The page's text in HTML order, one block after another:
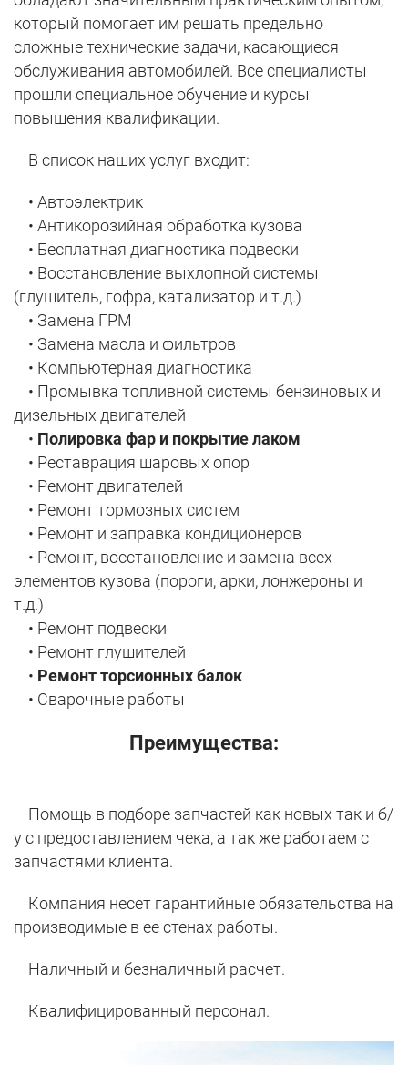
который помогает им решать предельно
сложные технические задачи, касающиеся
обслуживания автомобилей. Все специалисты
прошли специальное обучение и курсы
повышения квалификации.
В список наших услуг входит:
• Автоэлектрик
• Антикорозийная обработка кузова
• Бесплатная диагностика подвески
• Восстановление выхлопной системы
(глушитель, гофра, катализатор и т.д.)
• Замена ГРМ
• Замена масла и фильтров
• Компьютерная диагностика
• Промывка топливной системы бензиновых и
дизельных двигателей
• Полировка фар и покрытие лаком
• Реставрация шаровых опор
• Ремонт двигателей
• Ремонт тормозных систем
• Ремонт и заправка кондиционеров
• Ремонт, восстановление и замена всех
элементов кузова (пороги, арки, лонжероны и
т.д.)
• Ремонт подвески
• Ремонт глушителей
• Ремонт торсионных балок
• Сварочные работы
Преимущества:
Помощь в подборе запчастей как новых так и б/
у с предоставлением чека, а так же работаем с
запчастями клиента.
Компания несет гарантийные обязательства на
производимые в ее стенах работы.
Наличный и безналичный расчет.
Квалифицированный персонал.